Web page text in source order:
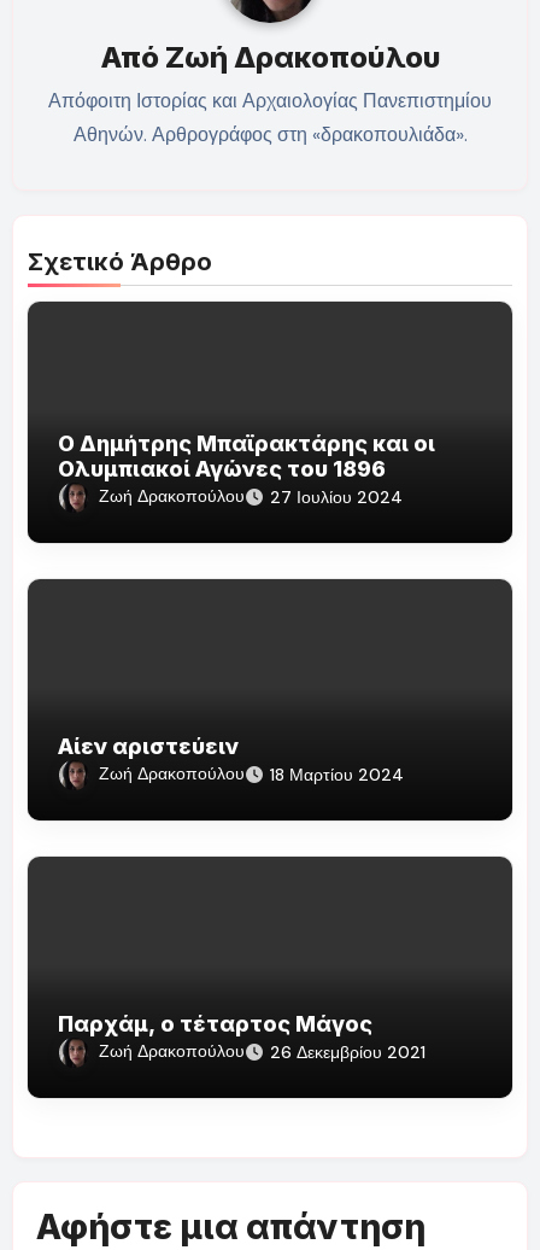
Από Ζωή Δρακοπούλου
Απόφοιτη Ιστορίας και Αρχαιολογίας Πανεπιστημίου
Αθηνών. Αρθρογράφος στη «δρακοπουλιάδα».
Σχετικό Άρθρο
Ο Δημήτρης Μπαϊρακτάρης και οι
Ολυμπιακοί Αγώνες του 1896
Ζωή Δρακοπούλου 27 Ιουλίου 2024
Αίεν αριστεύειν
Ζωή Δρακοπούλου 18 Μαρτίου 2024
Παρχάμ, ο τέταρτος Μάγος
Ζωή Δρακοπούλου 26 Δεκεμβρίου 2021
Αφήστε μια απάντηση